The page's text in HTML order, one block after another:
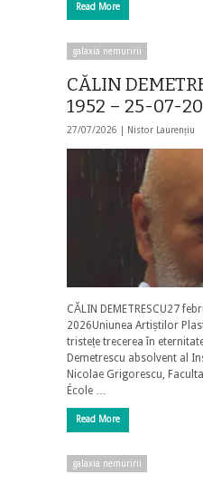
Read More
galaxia nemuririi
CĂLIN
1952 – 25-07-
27/07/2026 | Nistor Laurențiu
CĂLIN DEMETRESCU27
2026Uniunea Artiștilor
tristețe trecerea în
Demetrescu absolvent al
Nicolae Grigorescu,
École …
Read More
galaxia nemuririi